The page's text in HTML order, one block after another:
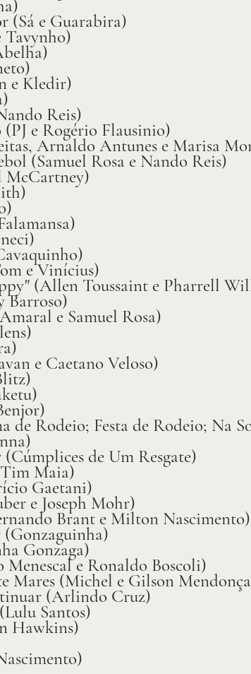
(Sá e Guarabira)
e Kledir)
Reis)
e Rogério Flausinio)
Arnaldo Antunes e Marisa
(Samuel Rosa e Nando Reis)
McCartney)
e Vinícius)
(Allen Toussaint e Pharrell
Barroso)
e Samuel Rosa)
e Caetano Veloso)
de Rodeio; Festa de Rodeio; Na
de Um Resgate)
Maia)
Gaetani)
e Joseph Mohr)
Brant e Milton Nascimento)
(Gonzaguinha)
Gonzaga)
e Ronaldo Boscoli)
Mares (Michel e Gilson
(Arlindo Cruz)
Santos)
Hawkins)